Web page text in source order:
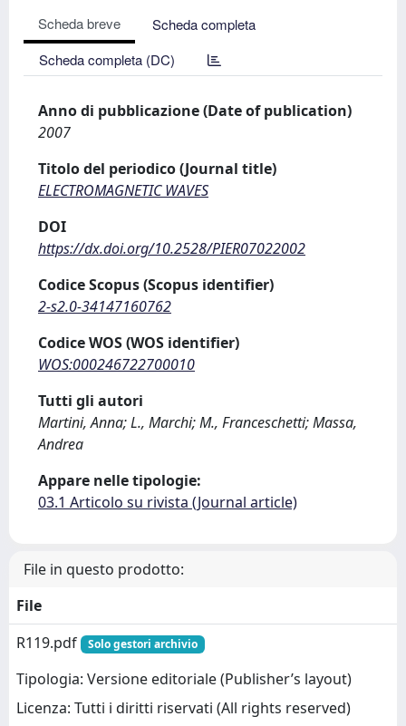
Scheda breve
Scheda completa
Scheda completa (DC)
Anno di pubblicazione (Date of publication)
2007
Titolo del periodico (Journal title)
ELECTROMAGNETIC WAVES
DOI
https://dx.doi.org/10.2528/PIER07022002
Codice Scopus (Scopus identifier)
2-s2.0-34147160762
Codice WOS (WOS identifier)
WOS:000246722700010
Tutti gli autori
Martini, Anna; L., Marchi; M., Franceschetti; Massa,
Andrea
Appare nelle tipologie:
03.1 Articolo su rivista (Journal article)
File in questo prodotto:
File
R119.pdf
Solo gestori archivio
Tipologia: Versione editoriale (Publisher’s layout)
Licenza: Tutti i diritti riservati (All rights reserved)